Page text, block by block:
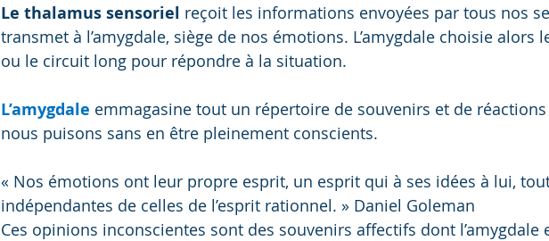
Le thalamus sensoriel reçoit les informations envoyées par tous nos
transmet à l’amygdale, siège de nos émotions. L’amygdale choisie alors
ou le circuit long pour répondre à la situation.
L’amygdale emmagasine tout un répertoire de souvenirs et de
nous puisons sans en être pleinement conscients.
« Nos émotions ont leur propre esprit, un esprit qui à ses idées à lui,
indépendantes de celles de l’esprit rationnel. » Daniel Goleman
Ces opinions inconscientes sont des souvenirs affectifs dont l’amygdale